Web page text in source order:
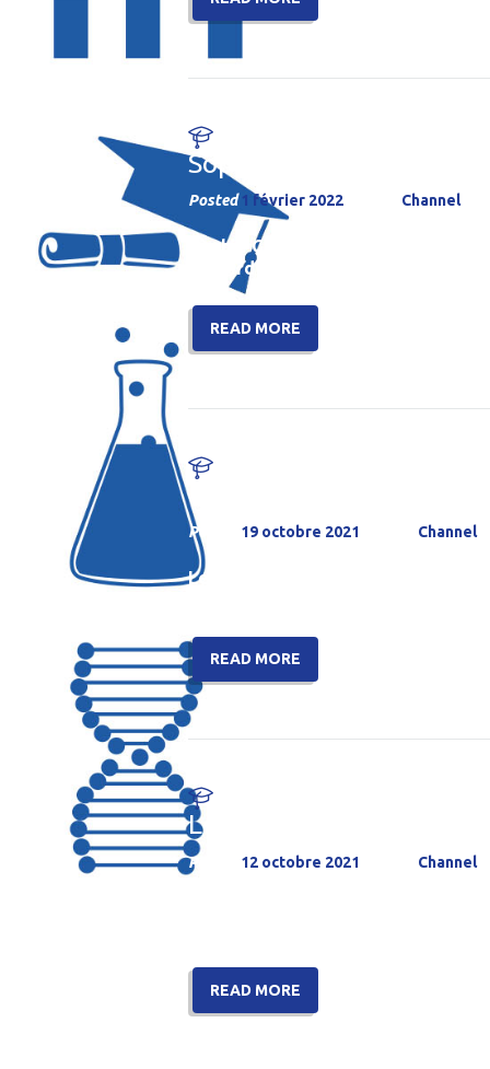
Sophie Germain
Posted1 février 2022 Channel
Sophie Germain Bonjour et
aujourd’hui on va se déplacer à la
READ MORE
Le Pentagone des
Posted 19 octobre 2021 Channel
Le Pentagone des Pythagoriciens
READ MORE
Le Nombre d’Or
Posted 12 octobre 2021 Channel
READ MORE